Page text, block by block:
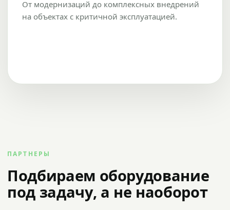
От модернизаций до комплексных внедрений
на объектах с критичной эксплуатацией.
ПАРТНЕРЫ
Подбираем оборудование
под задачу, а не наоборот